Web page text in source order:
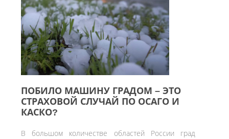
ПОБИЛО МАШИНУ ГРАДОМ – ЭТО
СТРАХОВОЙ СЛУЧАЙ ПО ОСАГО И
КАСКО?
В большом количестве областей России град